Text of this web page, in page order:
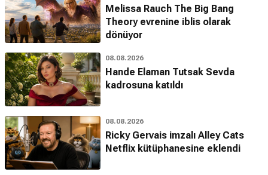
Melissa Rauch The Big Bang
Theory evrenine iblis olarak
dönüyor
08.08.2026
Hande Elaman Tutsak Sevda
kadrosuna katıldı
08.08.2026
Ricky Gervais imzalı Alley Cats
Netflix kütüphanesine eklendi